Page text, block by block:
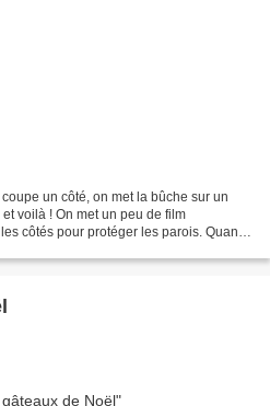
un côté, on met la bûche sur un
voilà ! On met un peu de film
côtés pour protéger les parois. Quand